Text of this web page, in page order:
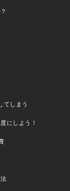
てしまう
にしよう！